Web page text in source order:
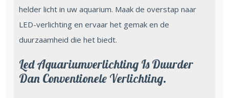
helder licht in uw aquarium. Maak de overstap naar
LED-verlichting en ervaar het gemak en de
duurzaamheid die het biedt.
Led Aquariumverlichting Is Duurder
Dan Conventionele Verlichting.